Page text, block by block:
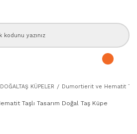
DOĞALTAŞ KÜPELER Dumortierit ve Hematit